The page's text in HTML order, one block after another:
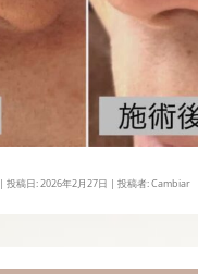
| 投稿日:2026年2月27日 | 投稿者:Cambiar